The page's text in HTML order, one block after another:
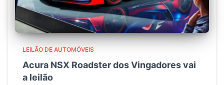
LEILÃO DE AUTOMÓVEIS
Acura NSX Roadster dos Vingadores vai
a leilão